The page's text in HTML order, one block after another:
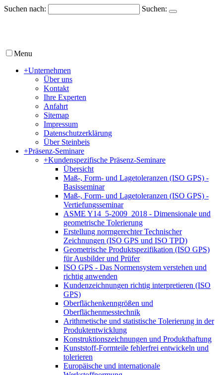
Suchen nach: Suchen:
Menu
+Unternehmen
Über uns
Kontakt
Ihre Experten
Anfahrt
Sitemap
Impressum
Datenschutzerklärung
Über Steinbeis
+Präsenz-Seminare
+Kundenspezifische Präsenz-Seminare
Übersicht
Maß-, Form- und Lagetoleranzen (ISO GPS) -
Basisseminar
Maß-, Form- und Lagetoleranzen (ISO GPS) -
Vertiefungsseminar
ASME Y14_5-2009_2018 - Dimensionale und
geometrische Tolerierung
Erstellung normgerechter Technischer
Zeichnungen (ISO GPS und ISO TPD)
Geometrische Produktspezifikation (ISO GPS)
für Ausbilder und Prüfer
ISO GPS - Das Normensystem verstehen und
richtig anwenden
Kundenzeichnungen richtig interpretieren (ISO
GPS)
Oberflächenkenngrößen und
Oberflächenmesstechnik
Arithmetische und statistische Tolerierung in der
Produktentwicklung
Konstruktionszeichnungen und Produkthaftung
Kunststoff-Formteile fehlerfrei entwickeln und
tolerieren
Europäische und internationale